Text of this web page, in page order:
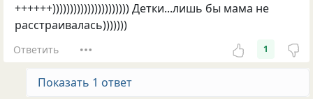
++++++)))))))))))))))))))))) Детки...лишь бы мама не
расстраивалась)))))))
Ответить 1
Показать 1 ответ